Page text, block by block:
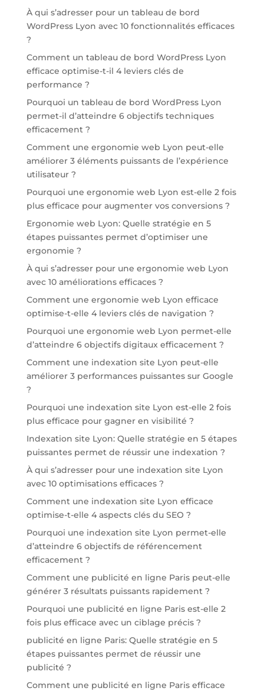
À qui s’adresser pour un tableau de bord
WordPress Lyon avec 10 fonctionnalités efficaces
?
Comment un tableau de bord WordPress Lyon
efficace optimise-t-il 4 leviers clés de
performance ?
Pourquoi un tableau de bord WordPress Lyon
permet-il d’atteindre 6 objectifs techniques
efficacement ?
Comment une ergonomie web Lyon peut-elle
améliorer 3 éléments puissants de l’expérience
utilisateur ?
Pourquoi une ergonomie web Lyon est-elle 2 fois
plus efficace pour augmenter vos conversions ?
Ergonomie web Lyon: Quelle stratégie en 5
étapes puissantes permet d’optimiser une
ergonomie ?
À qui s’adresser pour une ergonomie web Lyon
avec 10 améliorations efficaces ?
Comment une ergonomie web Lyon efficace
optimise-t-elle 4 leviers clés de navigation ?
Pourquoi une ergonomie web Lyon permet-elle
d’atteindre 6 objectifs digitaux efficacement ?
Comment une indexation site Lyon peut-elle
améliorer 3 performances puissantes sur Google
?
Pourquoi une indexation site Lyon est-elle 2 fois
plus efficace pour gagner en visibilité ?
Indexation site Lyon: Quelle stratégie en 5 étapes
puissantes permet de réussir une indexation ?
À qui s’adresser pour une indexation site Lyon
avec 10 optimisations efficaces ?
Comment une indexation site Lyon efficace
optimise-t-elle 4 aspects clés du SEO ?
Pourquoi une indexation site Lyon permet-elle
d’atteindre 6 objectifs de référencement
efficacement ?
Comment une publicité en ligne Paris peut-elle
générer 3 résultats puissants rapidement ?
Pourquoi une publicité en ligne Paris est-elle 2
fois plus efficace avec un ciblage précis ?
publicité en ligne Paris: Quelle stratégie en 5
étapes puissantes permet de réussir une
publicité ?
Comment une publicité en ligne Paris efficace